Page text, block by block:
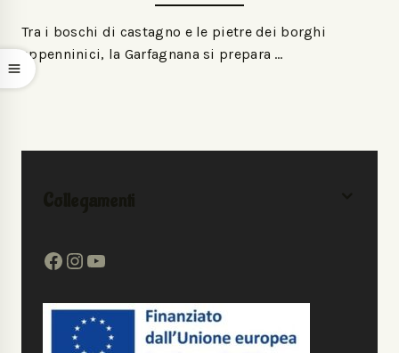
Tra i boschi di castagno e le pietre dei borghi
appenninici, la Garfagnana si prepara …